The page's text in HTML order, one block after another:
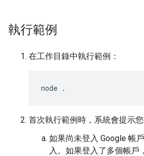
執行範例
在工作目錄中執行範例：
首次執行範例時，系統會提示您
如果尚未登入 Google 帳
入。如果登入了多個帳戶